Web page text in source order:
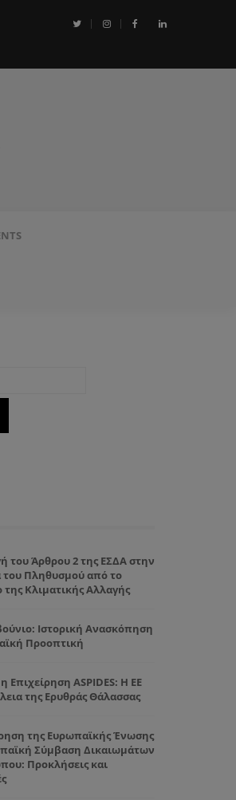
Η ΕΕ στην ασφάλεια της Ερυθράς
του Άρθρου 2 της ΕΣΔΑ στην
του Πληθυσμού από το
Κλιματικής Αλλαγής
Ιστορική Ανασκόπηση
Προοπτική
η Επιχείρηση ASPIDES: Η ΕΕ
της Ερυθράς Θάλασσας
της Ευρωπαϊκής Ένωσης
Σύμβαση Δικαιωμάτων
Προκλήσεις και